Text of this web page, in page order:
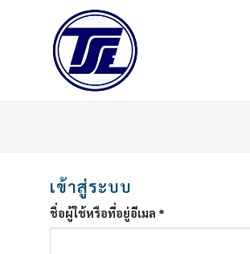
เข้าสู่ระบบ
ชื่อผู้ใช้หรือที่อยู่อีเมล *